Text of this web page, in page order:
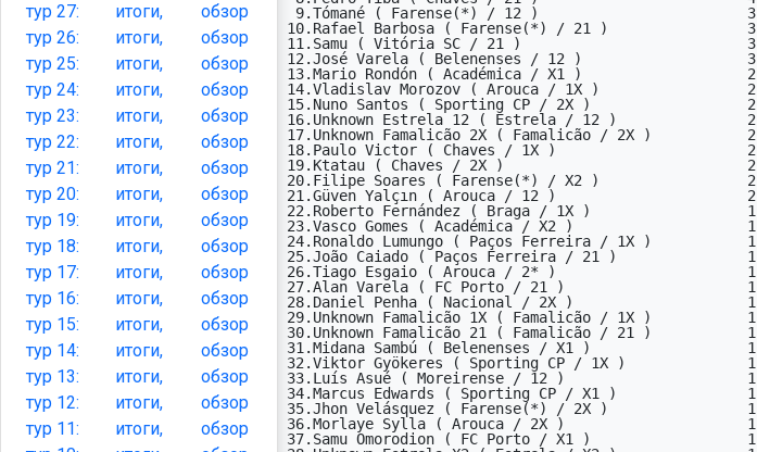
тур 27: итоги,
обзор
тур 26: итоги,
обзор
тур 25: итоги,
обзор
тур 24: итоги,
обзор
тур 23: итоги,
обзор
тур 22: итоги,
обзор
тур 21: итоги,
обзор
тур 20: итоги,
обзор
тур 19: итоги,
обзор
тур 18: итоги,
обзор
тур 17: итоги,
обзор
тур 16: итоги,
обзор
тур 15: итоги,
обзор
тур 14: итоги,
обзор
тур 13: итоги,
обзор
тур 12: итоги,
обзор
тур 11: итоги,
обзор
10.Rafael Barbosa ( Farense(*) / 21 )                3
11.Samu ( Vitória SC / 21 )                          3
12.José Varela ( Belenenses / 12 )                   3
13.Mario Rondón ( Académica / X1 )                   2
14.Vladislav Morozov ( Arouca / 1X )                 2
15.Nuno Santos ( Sporting CP / 2X )                  2
16.Unknown Estrela 12 ( Estrela / 12 )               2
17.Unknown Famalicão 2X ( Famalicão / 2X )           2
18.Paulo Victor ( Chaves / 1X )                      2
19.Ktatau ( Chaves / 2X )                            2
20.Filipe Soares ( Farense(*) / X2 )                 2
21.Güven Yalçın ( Arouca / 12 )                      2
22.Roberto Fernández ( Braga / 1X )                  1
23.Vasco Gomes ( Académica / X2 )                    1
24.Ronaldo Lumungo ( Paços Ferreira / 1X )           1
25.João Caiado ( Paços Ferreira / 21 )               1
26.Tiago Esgaio ( Arouca / 2* )                      1
27.Alan Varela ( FC Porto / 21 )                     1
28.Daniel Penha ( Nacional / 2X )                    1
29.Unknown Famalicão 1X ( Famalicão / 1X )           1
30.Unknown Famalicão 21 ( Famalicão / 21 )           1
31.Midana Sambú ( Belenenses / X1 )                  1
32.Viktor Gyökeres ( Sporting CP / 1X )              1
33.Luís Asué ( Moreirense / 12 )                     1
34.Marcus Edwards ( Sporting CP / X1 )               1
35.Jhon Velásquez ( Farense(*) / 2X )                1
36.Morlaye Sylla ( Arouca / 2X )                     1
37.Samu Omorodion ( FC Porto / X1 )                  1